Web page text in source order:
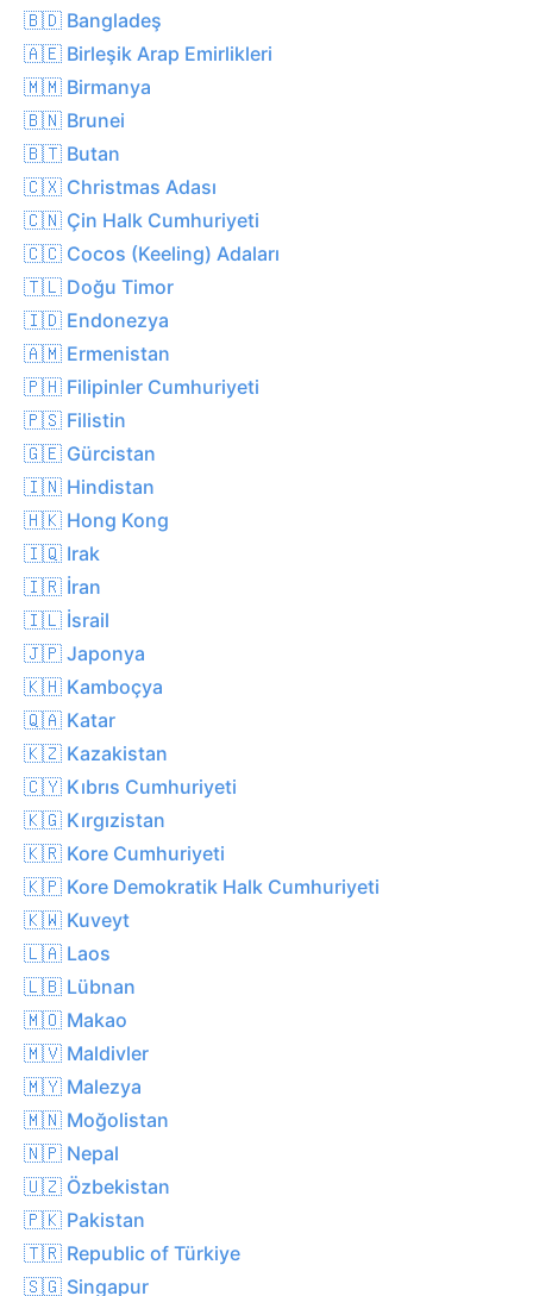
🇧🇩 Bangladeş
🇦🇪 Birleşik Arap Emirlikleri
🇲🇲 Birmanya
🇧🇳 Brunei
🇧🇹 Butan
🇨🇽 Christmas Adası
🇨🇳 Çin Halk Cumhuriyeti
🇨🇨 Cocos (Keeling) Adaları
🇹🇱 Doğu Timor
🇮🇩 Endonezya
🇦🇲 Ermenistan
🇵🇭 Filipinler Cumhuriyeti
🇵🇸 Filistin
🇬🇪 Gürcistan
🇮🇳 Hindistan
🇭🇰 Hong Kong
🇮🇶 Irak
🇮🇷 İran
🇮🇱 İsrail
🇯🇵 Japonya
🇰🇭 Kamboçya
🇶🇦 Katar
🇰🇿 Kazakistan
🇨🇾 Kıbrıs Cumhuriyeti
🇰🇬 Kırgızistan
🇰🇷 Kore Cumhuriyeti
🇰🇵 Kore Demokratik Halk Cumhuriyeti
🇰🇼 Kuveyt
🇱🇦 Laos
🇱🇧 Lübnan
🇲🇴 Makao
🇲🇻 Maldivler
🇲🇾 Malezya
🇲🇳 Moğolistan
🇳🇵 Nepal
🇺🇿 Özbekistan
🇵🇰 Pakistan
🇹🇷 Republic of Türkiye
🇸🇬 Singapur